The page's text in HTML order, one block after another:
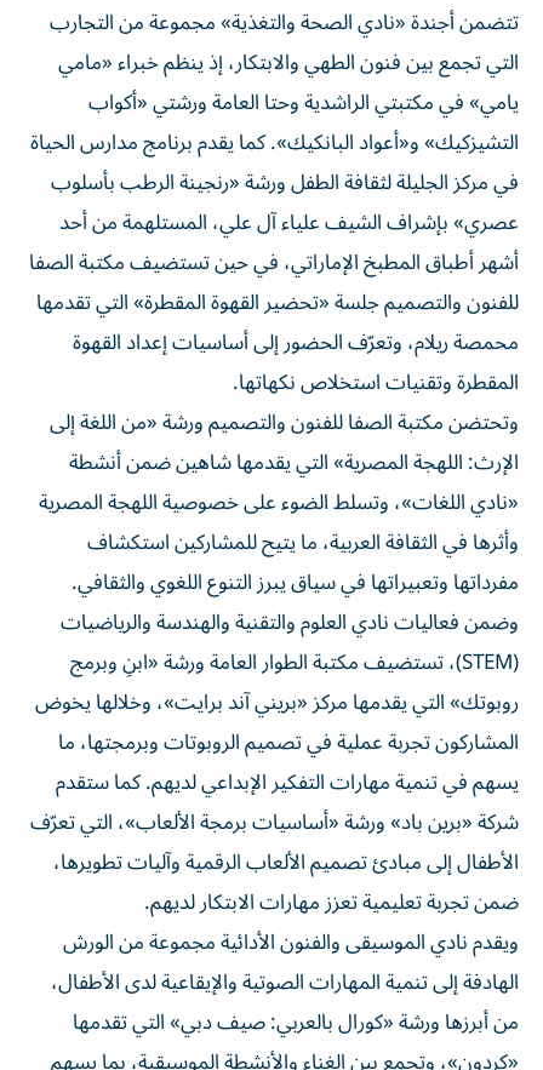
تتضمن أجندة «نادي الصحة والتغذية» مجموعة من التجارب
التي تجمع بين فنون الطهي والابتكار، إذ ينظم خبراء «مامي
يامي» في مكتبتي الراشدية وحتا العامة ورشتي «أكواب
التشيزكيك» و«أعواد البانكيك». كما يقدم برنامج مدارس الحياة
في مركز الجليلة لثقافة الطفل ورشة «رنجينة الرطب بأسلوب
عصري» بإشراف الشيف علياء آل علي، المستلهمة من أحد
أشهر أطباق المطبخ الإماراتي، في حين تستضيف مكتبة الصفا
للفنون والتصميم جلسة «تحضير القهوة المقطرة» التي تقدمها
محمصة ريلام، وتعرّف الحضور إلى أساسيات إعداد القهوة
المقطرة وتقنيات استخلاص نكهاتها.
وتحتضن مكتبة الصفا للفنون والتصميم ورشة «من اللغة إلى
الإرث: اللهجة المصرية» التي يقدمها شاهين ضمن أنشطة
«نادي اللغات»، وتسلط الضوء على خصوصية اللهجة المصرية
وأثرها في الثقافة العربية، ما يتيح للمشاركين استكشاف
مفرداتها وتعبيراتها في سياق يبرز التنوع اللغوي والثقافي.
وضمن فعاليات نادي العلوم والتقنية والهندسة والرياضيات
(STEM)، تستضيف مكتبة الطوار العامة ورشة «ابنِ وبرمج
روبوتك» التي يقدمها مركز «بريني آند برايت»، وخلالها يخوض
المشاركون تجربة عملية في تصميم الروبوتات وبرمجتها، ما
يسهم في تنمية مهارات التفكير الإبداعي لديهم. كما ستقدم
شركة «برين باد» ورشة «أساسيات برمجة الألعاب»، التي تعرّف
الأطفال إلى مبادئ تصميم الألعاب الرقمية وآليات تطويرها،
ضمن تجربة تعليمية تعزز مهارات الابتكار لديهم.
ويقدم نادي الموسيقى والفنون الأدائية مجموعة من الورش
الهادفة إلى تنمية المهارات الصوتية والإيقاعية لدى الأطفال،
من أبرزها ورشة «كورال بالعربي: صيف دبي» التي تقدمها